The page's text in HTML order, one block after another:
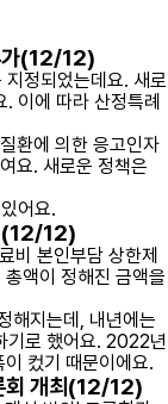
가(12/12)
정되었는데요. 새로
. 이에 따라 산정특례
환에 의한 응고인자
요. 새로운 정책은
어요.
(12/12)
비 본인부담 상한제
액이 정해진 금액을
해지는데, 내년에는
기로 했어요. 2022년
컸기 때문이에요.
회 개최(12/12)